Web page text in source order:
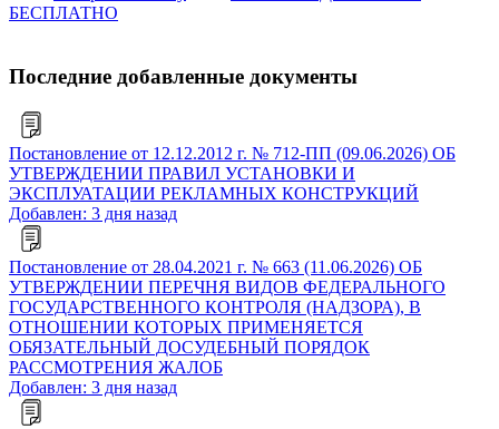
БЕСПЛАТНО
Последние добавленные документы
Постановление от 12.12.2012 г. № 712-ПП (09.06.2026) ОБ
УТВЕРЖДЕНИИ ПРАВИЛ УСТАНОВКИ И
ЭКСПЛУАТАЦИИ РЕКЛАМНЫХ КОНСТРУКЦИЙ
Добавлен: 3 дня назад
Постановление от 28.04.2021 г. № 663 (11.06.2026) ОБ
УТВЕРЖДЕНИИ ПЕРЕЧНЯ ВИДОВ ФЕДЕРАЛЬНОГО
ГОСУДАРСТВЕННОГО КОНТРОЛЯ (НАДЗОРА), В
ОТНОШЕНИИ КОТОРЫХ ПРИМЕНЯЕТСЯ
ОБЯЗАТЕЛЬНЫЙ ДОСУДЕБНЫЙ ПОРЯДОК
РАССМОТРЕНИЯ ЖАЛОБ
Добавлен: 3 дня назад